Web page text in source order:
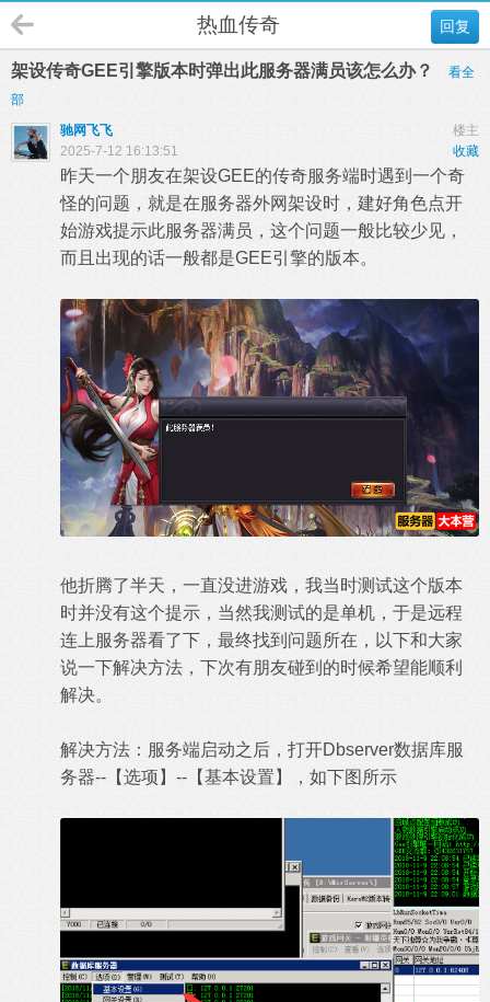
回复
热血传奇
架设传奇GEE引擎版本时弹出此服务器满员该怎么办？
看全
部
楼主
驰网飞飞
收藏
2025-7-12 16:13:51
昨天一个朋友在架设GEE的传奇服务端时遇到一个奇
怪的问题，就是在服务器外网架设时，建好角色点开
始游戏提示此服务器满员，这个问题一般比较少见，
而且出现的话一般都是GEE引擎的版本。
他折腾了半天，一直没进游戏，我当时测试这个版本
时并没有这个提示，当然我测试的是单机，于是远程
连上服务器看了下，最终找到问题所在，以下和大家
说一下解决方法，下次有朋友碰到的时候希望能顺利
解决。
解决方法：服务端启动之后，打开Dbserver数据库服
务器--【选项】--【基本设置】，如下图所示